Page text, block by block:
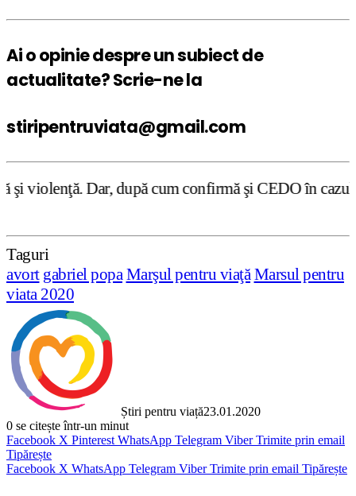
Ai o opinie despre un subiect de
actualitate? Scrie-ne la
stiripentruviata@gmail.com
după cum confirmă şi CEDO în cazul
Taguri
avort gabriel popa Marşul pentru viaţă Marsul pentru
viata 2020
Știri pentru viață23.01.2020
0 se citește într-un minut
Facebook X Pinterest WhatsApp Telegram Viber Trimite prin email
Tipărește
Facebook X WhatsApp Telegram Viber Trimite prin email Tipărește